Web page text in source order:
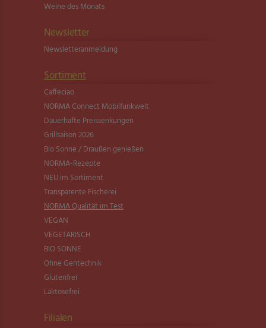
Weine des Monats
Newsletter
Newsletter­anmeldung
Sortiment
Caffeciao
NORMA Connect Mobilfunkwelt
Dauerhafte Preissenkungen
Grillsaison 2026
Bio Sonne / Draußen genießen
NORMA-Rezepte
NEU im Sortiment
Transparente Fischerei
NORMA Qualität im Test
VEGAN
VEGETARISCH
BIO SONNE
Ohne Gentechnik
Glutenfrei
Laktosefrei
Filialen